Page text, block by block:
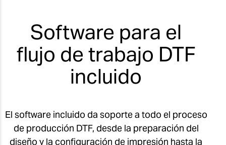
Software para el
flujo de trabajo DTF
incluido
El software incluido da soporte a todo el proceso
de producción DTF, desde la preparación del
diseño y la configuración de impresión hasta la